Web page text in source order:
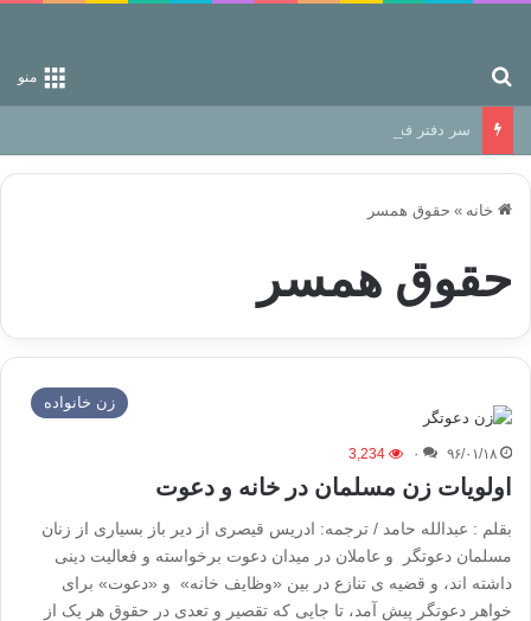
منو
سر دفتر فساد در زمین‌، دوری وکناره‌گیری از راه خداست‌!
خانه » حقوق همسر
حقوق همسر
زن خانواده
۹۶/۰۱/۱۸ ۰ 3,234
اولویات زن مسلمان در خانه و دعوت
بقلم : عبدالله حامد / ترجمه: ادریس قیصری از دیر باز بسیاری از زنان
مسلمان دعوتگر و عاملان در میدان دعوت برخواسته و فعالیت دینی
داشته اند، و قضیه ی تنازع در بین «وظایف خانه» و «دعوت» برای
خواهر دعوتگر پیش آمد، تا جایی که تقصیر و تعدی در حقوق هر یک از